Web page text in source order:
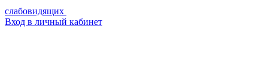
слабовидящих
Вход в личный кабинет